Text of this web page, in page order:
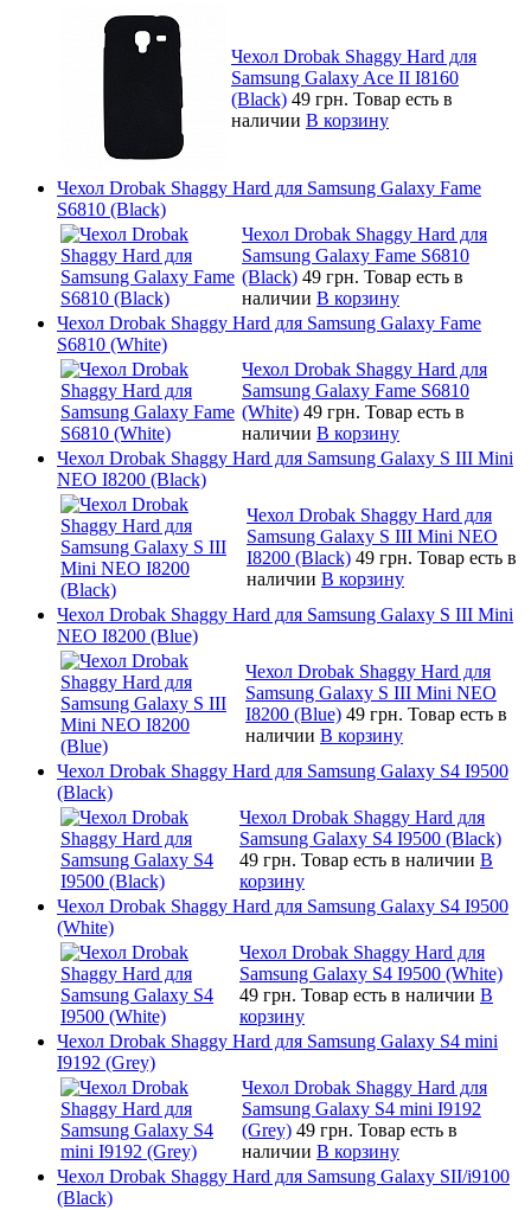
Чехол Drobak Shaggy Hard для
Samsung Galaxy Ace II I8160
(Black) 49 грн. Товар есть в
наличии В корзину
Чехол Drobak Shaggy Hard для Samsung Galaxy Fame
S6810 (Black)
Чехол Drobak Shaggy Hard для
Samsung Galaxy Fame S6810
(Black) 49 грн. Товар есть в
наличии В корзину
Чехол Drobak Shaggy Hard для Samsung Galaxy Fame
S6810 (White)
Чехол Drobak Shaggy Hard для
Samsung Galaxy Fame S6810
(White) 49 грн. Товар есть в
наличии В корзину
Чехол Drobak Shaggy Hard для Samsung Galaxy S III Mini
NEO I8200 (Black)
Чехол Drobak Shaggy Hard для
Samsung Galaxy S III Mini NEO
I8200 (Black) 49 грн. Товар есть в
наличии В корзину
Чехол Drobak Shaggy Hard для Samsung Galaxy S III Mini
NEO I8200 (Blue)
Чехол Drobak Shaggy Hard для
Samsung Galaxy S III Mini NEO
I8200 (Blue) 49 грн. Товар есть в
наличии В корзину
Чехол Drobak Shaggy Hard для Samsung Galaxy S4 I9500
(Black)
Чехол Drobak Shaggy Hard для
Samsung Galaxy S4 I9500 (Black)
49 грн. Товар есть в наличии В
корзину
Чехол Drobak Shaggy Hard для Samsung Galaxy S4 I9500
(White)
Чехол Drobak Shaggy Hard для
Samsung Galaxy S4 I9500 (White)
49 грн. Товар есть в наличии В
корзину
Чехол Drobak Shaggy Hard для Samsung Galaxy S4 mini
I9192 (Grey)
Чехол Drobak Shaggy Hard для
Samsung Galaxy S4 mini I9192
(Grey) 49 грн. Товар есть в
наличии В корзину
Чехол Drobak Shaggy Hard для Samsung Galaxy SII/i9100
(Black)